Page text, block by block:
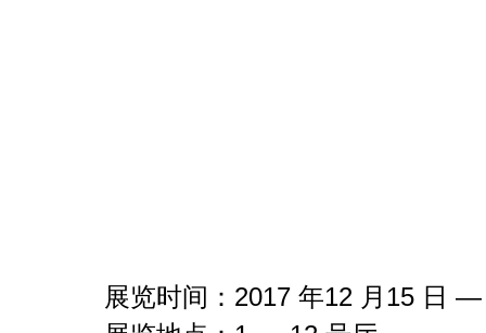
展览时间：2017 年12 月15 日